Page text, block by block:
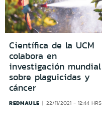
Científica de la UCM
colabora en
investigación mundial
sobre plaguicidas y
cáncer
REDMAULE 22/11/2021 - 12:44 HRS